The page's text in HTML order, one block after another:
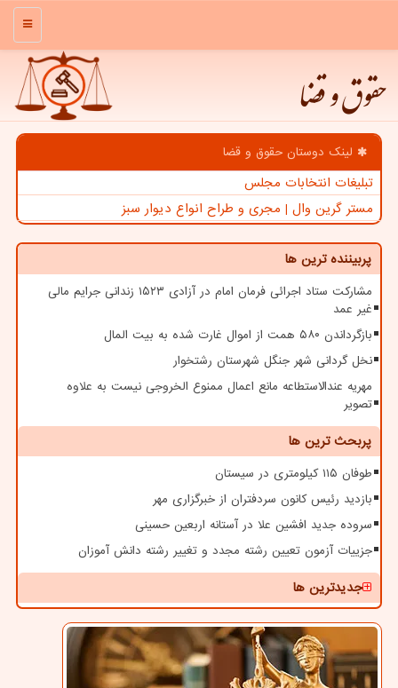
منو
حقوق و قضا
لینک دوستان حقوق و قضا
تبلیغات انتخابات مجلس
مستر گرین وال | مجری و طراح انواع دیوار سبز
پربیننده ترین ها
مشارکت ستاد اجرائی فرمان امام در آزادی ۱۵۲۳ زندانی جرایم مالی
غیر عمد
بازگرداندن ۵۸۰ همت از اموال غارت شده به بیت المال
نخل گردانی شهر جنگل شهرستان رشتخوار
مهریه عندالاستطاعه مانع اعمال ممنوع الخروجی نیست به علاوه
تصویر
پربحث ترین ها
طوفان ۱۱۵ کیلومتری در سیستان
بازدید رئیس کانون سردفتران از خبرگزاری مهر
سروده جدید افشین علا در آستانه اربعین حسینی
جزییات آزمون تعیین رشته مجدد و تغییر رشته دانش آموزان
جدیدترین ها